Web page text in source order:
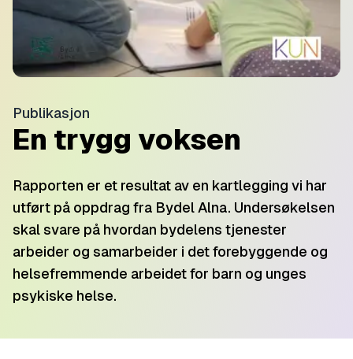
Publikasjon
En trygg voksen
Rapporten er et resultat av en kartlegging vi har
utført på oppdrag fra Bydel Alna. Undersøkelsen
skal svare på hvordan bydelens tjenester
arbeider og samarbeider i det forebyggende og
helsefremmende arbeidet for barn og unges
psykiske helse.